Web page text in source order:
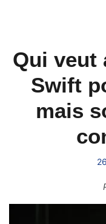
Qui veut
Swift
mais